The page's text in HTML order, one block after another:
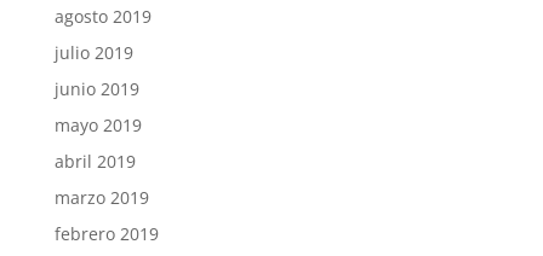
agosto 2019
julio 2019
junio 2019
mayo 2019
abril 2019
marzo 2019
febrero 2019